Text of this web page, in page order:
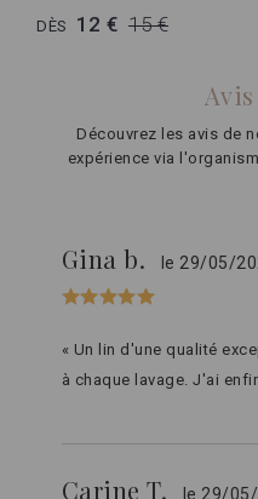
DÈS 12 € 15 €
Découvrez les avis de
expérience via
Gina b. le 29/05/
« Un lin d'une qualité
à chaque lavage. J'ai
Carine T. le 29/